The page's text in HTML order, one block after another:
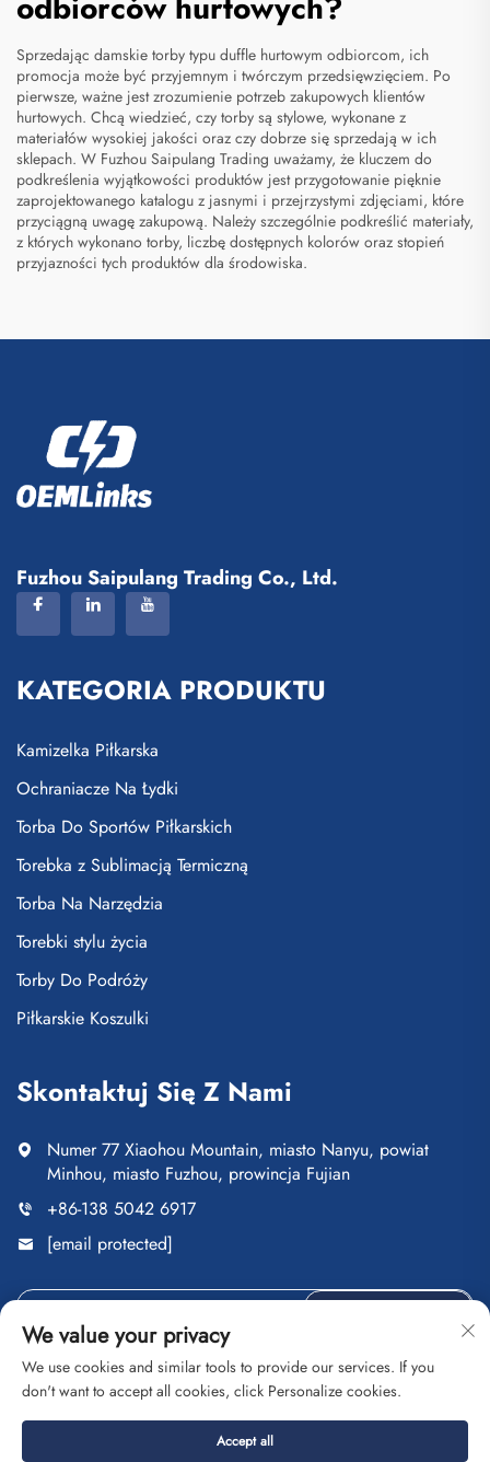
Sprzedając damskie torby typu duffle hurtowym odbiorcom, ich
promocja może być przyjemnym i twórczym przedsięwzięciem. Po
pierwsze, ważne jest zrozumienie potrzeb zakupowych klientów
hurtowych. Chcą wiedzieć, czy torby są stylowe, wykonane z
materiałów wysokiej jakości oraz czy dobrze się sprzedają w ich
sklepach. W Fuzhou Saipulang Trading uważamy, że kluczem do
podkreślenia wyjątkowości produktów jest przygotowanie pięknie
zaprojektowanego katalogu z jasnymi i przejrzystymi zdjęciami, które
przyciągną uwagę zakupową. Należy szczególnie podkreślić materiały,
z których wykonano torby, liczbę dostępnych kolorów oraz stopień
przyjazności tych produktów dla środowiska.
Fuzhou Saipulang Trading Co., Ltd.
KATEGORIA PRODUKTU
Kamizelka Piłkarska
Ochraniacze Na Łydki
Torba Do Sportów Piłkarskich
Torebka z Sublimacją Termiczną
Torba Na Narzędzia
Torebki stylu życia
Torby Do Podróży
Piłkarskie Koszulki
Skontaktuj Się Z Nami
Numer 77 Xiaohou Mountain, miasto Nanyu, powiat
Minhou, miasto Fuzhou, prowincja Fujian
+86-138 5042 6917
[email protected]
Copyright © Fuzhou Saipulang Trading Co., Ltd. Wszelkie
Polityka prywatności
We value your privacy
We use cookies and similar tools to provide our services. If you
don't want to accept all cookies, click Personalize cookies.
Accept all